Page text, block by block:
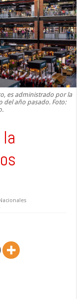
es administrado por la
del año pasado. Foto:
Nacionales